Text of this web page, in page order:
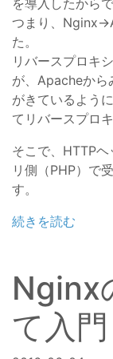
を導入したからで
つまり、Nginx-
た。
リバースプロキ
が、Apacheから
がきているよう
てリバースプロ
そこで、HTTP
リ側（PHP）で
す。
続きを読む
Nginx
て入門